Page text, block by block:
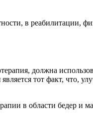
в реабилитации,
должна
тот факт, что,
в области бедер